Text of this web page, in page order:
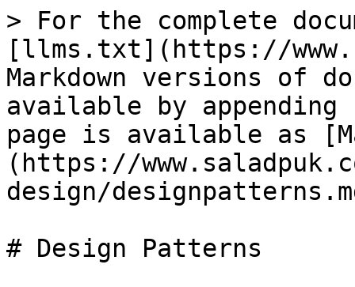
> For the complete
[llms.txt](https://
Markdown versions of
available by
page is available as
(https://
design/
# Design Patterns